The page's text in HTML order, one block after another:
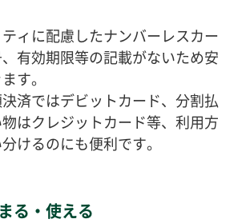
ィに配慮したナンバーレスカー
有効期限等の記載がないため安
す。
済ではデビットカード、分割払
はクレジットカード等、利用方
けるのにも便利です。
る・使える